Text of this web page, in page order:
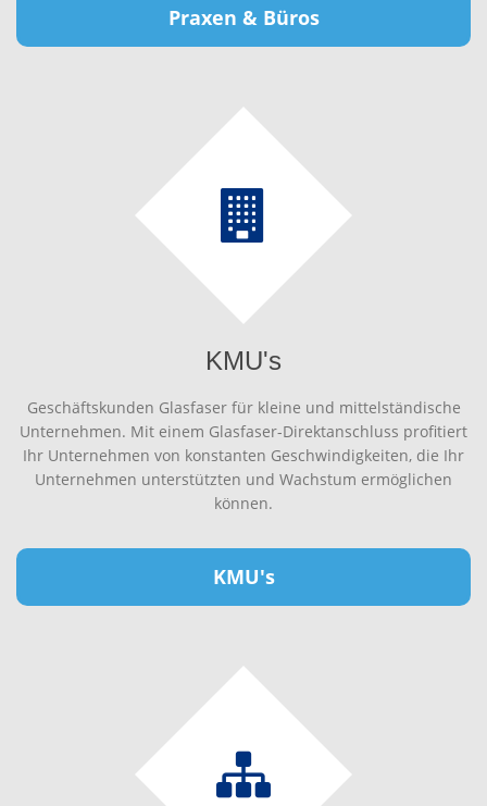
Praxen & Büros
KMU's
Geschäftskunden Glasfaser für kleine und mittelständische
Unternehmen. Mit einem Glasfaser-Direktanschluss profitiert
Ihr Unternehmen von konstanten Geschwindigkeiten, die Ihr
Unternehmen unterstützten und Wachstum ermöglichen
können.
KMU's